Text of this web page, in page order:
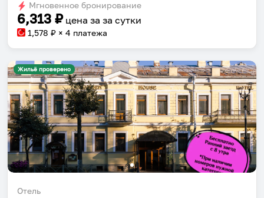
Мгновенное бронирование
6,313 ₽ цена за за сутки
1,578 ₽ × 4 платежа
Жильё проверено
Отель